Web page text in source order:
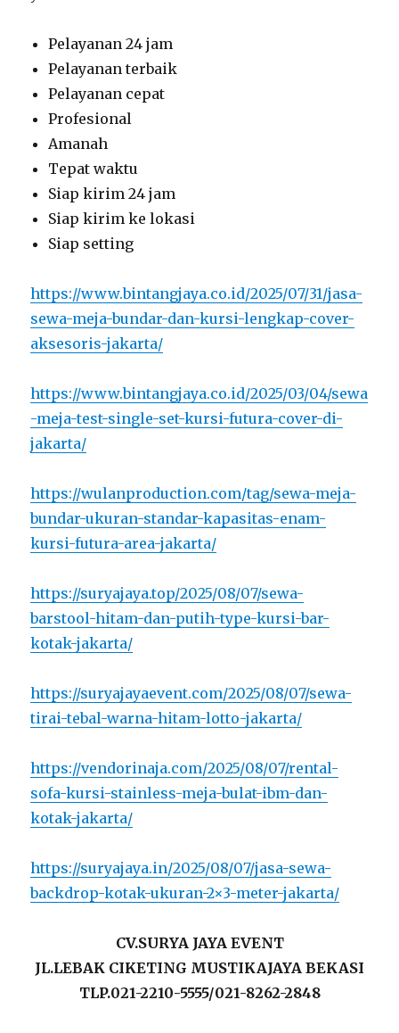
Pelayanan 24 jam
Pelayanan terbaik
Pelayanan cepat
Profesional
Amanah
Tepat waktu
Siap kirim 24 jam
Siap kirim ke lokasi
Siap setting
https://www.bintangjaya.co.id/2025/07/31/jasa-
sewa-meja-bundar-dan-kursi-lengkap-cover-
aksesoris-jakarta/
https://www.bintangjaya.co.id/2025/03/04/sewa
-meja-test-single-set-kursi-futura-cover-di-
jakarta/
https://wulanproduction.com/tag/sewa-meja-
bundar-ukuran-standar-kapasitas-enam-
kursi-futura-area-jakarta/
https://suryajaya.top/2025/08/07/sewa-
barstool-hitam-dan-putih-type-kursi-bar-
kotak-jakarta/
https://suryajayaevent.com/2025/08/07/sewa-
tirai-tebal-warna-hitam-lotto-jakarta/
https://vendorinaja.com/2025/08/07/rental-
sofa-kursi-stainless-meja-bulat-ibm-dan-
kotak-jakarta/
https://suryajaya.in/2025/08/07/jasa-sewa-
backdrop-kotak-ukuran-2×3-meter-jakarta/
CV.SURYA JAYA EVENT
JL.LEBAK CIKETING MUSTIKAJAYA BEKASI
TLP.021-2210-5555/021-8262-2848